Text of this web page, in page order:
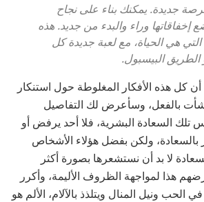
جديدة. يمكنك بناء على نجاح
إخفاقاتها وراء والبدء من جديد. هذه
هي الحياة، مع لعبة جديدة كل
الطريق البيسبول.
كل هذه الأفكار المغلوطة حول استنكار
نشأت بالفعل، وسأعرض لك التفاصيل
السعادة البشرية، فلا أحد يرفض أو
بالسعادة، ولكن بفضل هؤلاء الأشخاص
لا بد أن نستشعرها بصورة أكثر
هذا لمواجهة الظروف الأليمة، وأكرر
الحب ونيل المنال ويتلذذ بالآلام، الألم هو